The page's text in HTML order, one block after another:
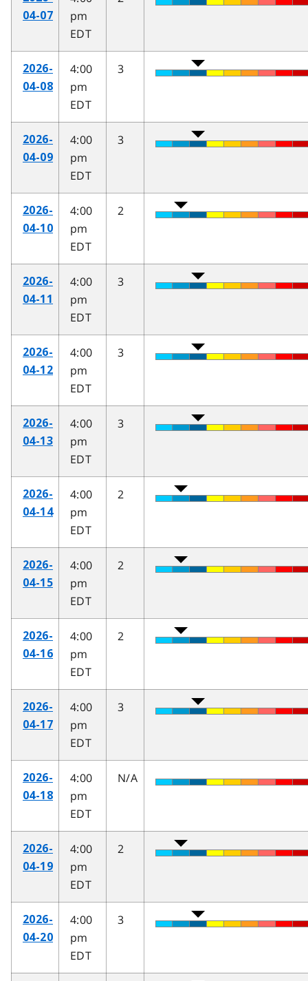
04-07
pm
EDT
2026-
04-08
4:00
pm
EDT
3
2026-
04-09
4:00
pm
EDT
3
2026-
04-10
4:00
pm
EDT
2
2026-
04-11
4:00
pm
EDT
3
2026-
04-12
4:00
pm
EDT
3
2026-
04-13
4:00
pm
EDT
3
2026-
04-14
4:00
pm
EDT
2
2026-
04-15
4:00
pm
EDT
2
2026-
04-16
4:00
pm
EDT
2
2026-
04-17
4:00
pm
EDT
3
2026-
04-18
4:00
pm
EDT
N/A
2026-
04-19
4:00
pm
EDT
2
2026-
04-20
4:00
pm
EDT
3